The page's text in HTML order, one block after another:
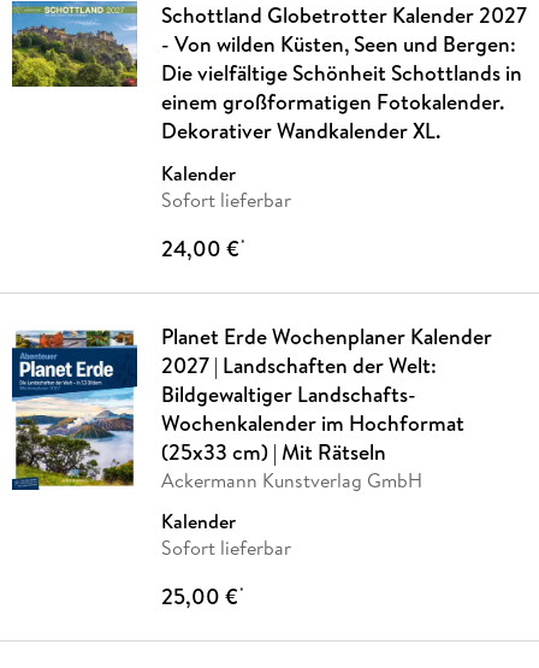
Schottland Globetrotter Kalender 2027
- Von wilden Küsten, Seen und Bergen:
Die vielfältige Schönheit Schottlands in
einem großformatigen Fotokalender.
Dekorativer Wandkalender XL.
Kalender
Sofort lieferbar
24,00 €*
Planet Erde Wochenplaner Kalender
2027 | Landschaften der Welt:
Bildgewaltiger Landschafts-
Wochenkalender im Hochformat
(25x33 cm) | Mit Rätseln
Ackermann Kunstverlag GmbH
Kalender
Sofort lieferbar
25,00 €*